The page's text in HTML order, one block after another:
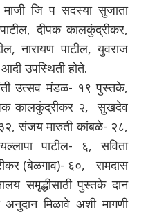
माजी जि प सदस्या सुजाता
दीपक कालकुंद्रीकर,
नारायण पाटील, युवराज
उपस्थिती होते.
उत्सव मंडळ- १९ पुस्तके,
कालकुंद्रीकर २, सुखदेव
संजय मारुती कांबळे- २८,
पाटील- ६, सविता
(बेळगाव)- ६०, रामदास
समृद्धीसाठी पुस्तके दान
मिळावे अशी मागणी